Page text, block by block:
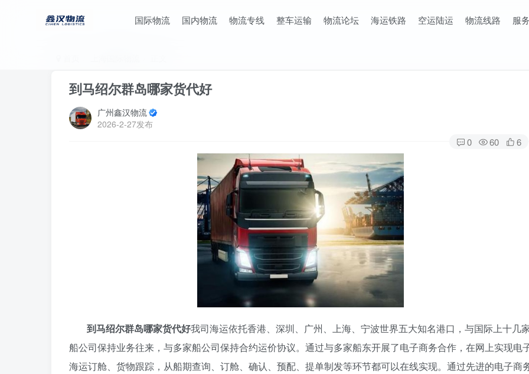
国际物流 国内物流 物流专线 整车运输 物流论坛 海运铁路 空运陆运 物流线路 服
到马绍尔群岛哪家货代好
广州鑫汉物流
2026-2-27发布
0 60 6
到马绍尔群岛哪家货代好我司海运依托香港、深圳、广州、上海、宁波世界五大知名港口，与国际上十几
船公司保持业务往来，与多家船公司保持合约运价协议。通过与多家船东开展了电子商务合作，在网上实现电
海运订舱、货物跟踪，从船期查询、订舱、确认、预配、提单制发等环节都可以在线实现。通过先进的电子商